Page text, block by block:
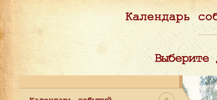
Календарь
Выберите